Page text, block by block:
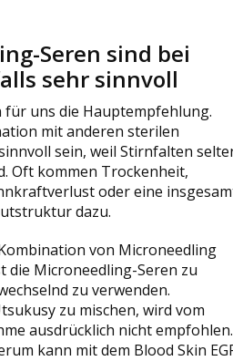
Seren sind bei
sehr sinnvoll
uns die Hauptempfehlung.
mit anderen sterilen
sein, weil Stirnfalten
Oft kommen Trockenheit,
oder eine
dazu.
von Microneedling
die Microneedling-Seren zu
zu verwenden.
zu mischen, wird vom
ausdrücklich nicht empfohlen.
kann mit dem Blood Skin